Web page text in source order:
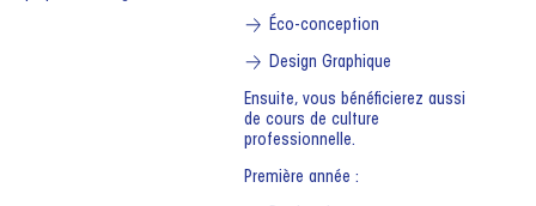
Éco-conception
Design Graphique
Ensuite, vous bénéficierez aussi
de cours de culture
professionnelle.
Première année :